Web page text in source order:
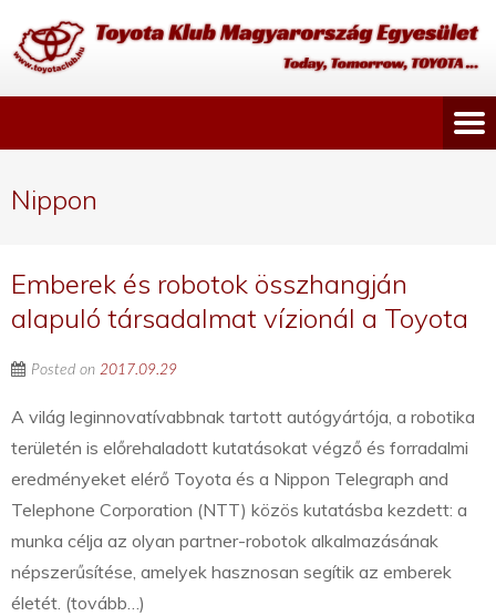
Nippon
Emberek és robotok összhangján
alapuló társadalmat vízionál a Toyota
Posted on 2017.09.29
A világ leginnovatívabbnak tartott autógyártója, a robotika
területén is előrehaladott kutatásokat végző és forradalmi
eredményeket elérő Toyota és a Nippon Telegraph and
Telephone Corporation (NTT) közös kutatásba kezdett: a
munka célja az olyan partner-robotok alkalmazásának
népszerűsítése, amelyek hasznosan segítik az emberek
életét. (tovább…)